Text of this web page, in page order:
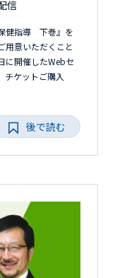
信
健指導 下巻』を
用意いただくこと
に開催したWebセ
チケットご購入
後で読む